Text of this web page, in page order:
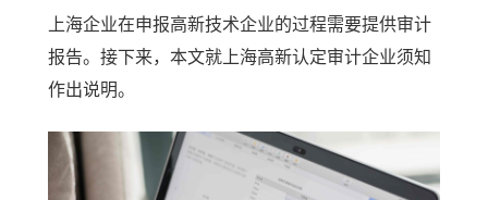
上海企业在申报高新技术企业的过程需要提供审计
报告。接下来，本文就上海高新认定审计企业须知
作出说明。